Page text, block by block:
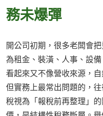
務未爆彈
開公司初期，很多老闆會
為租金、裝潢、人事、設
看起來又不像營收來源，
但實務上最常出問題的，
稅視為「報稅前再整理」